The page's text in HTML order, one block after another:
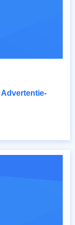
Advertentie-